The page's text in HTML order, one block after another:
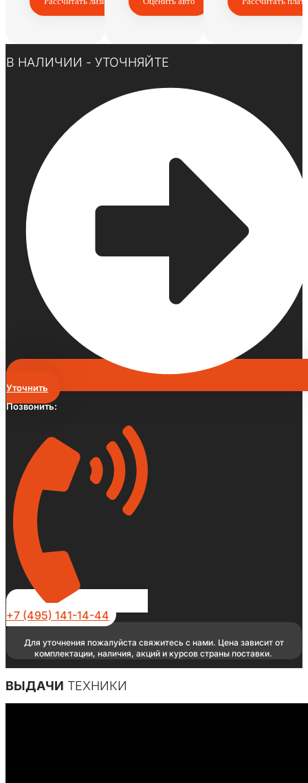
В НАЛИЧИИ - УТОЧНЯЙТЕ
Уточнить
Позвонить:
+7 (495) 141-14-44
Для уточнения пожалуйста свяжитесь с нами. Цена зависит от
комплектации, наличия, акций и курсов страны поставки.
ВЫДАЧИ ТЕХНИКИ